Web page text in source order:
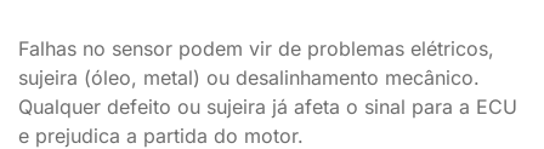
Falhas no sensor podem vir de problemas elétricos,
sujeira (óleo, metal) ou desalinhamento mecânico.
Qualquer defeito ou sujeira já afeta o sinal para a ECU
e prejudica a partida do motor.